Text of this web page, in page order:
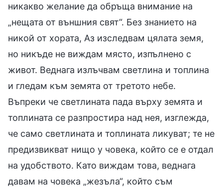
никакво желание да обръща внимание на
„нещата от външния свят“. Без знанието на
никой от хората, Аз изследвам цялата земя,
но никъде не виждам място, изпълнено с
живот. Веднага излъчвам светлина и топлина
и гледам към земята от третото небе.
Въпреки че светлината пада върху земята и
топлината се разпростира над нея, изглежда,
че само светлината и топлината ликуват; те не
предизвикват нищо у човека, който се е отдал
на удобството. Като виждам това, веднага
давам на човека „жезъла“, който съм